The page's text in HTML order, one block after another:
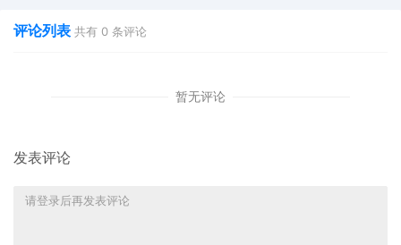
评论列表 共有 0 条评论
暂无评论
发表评论